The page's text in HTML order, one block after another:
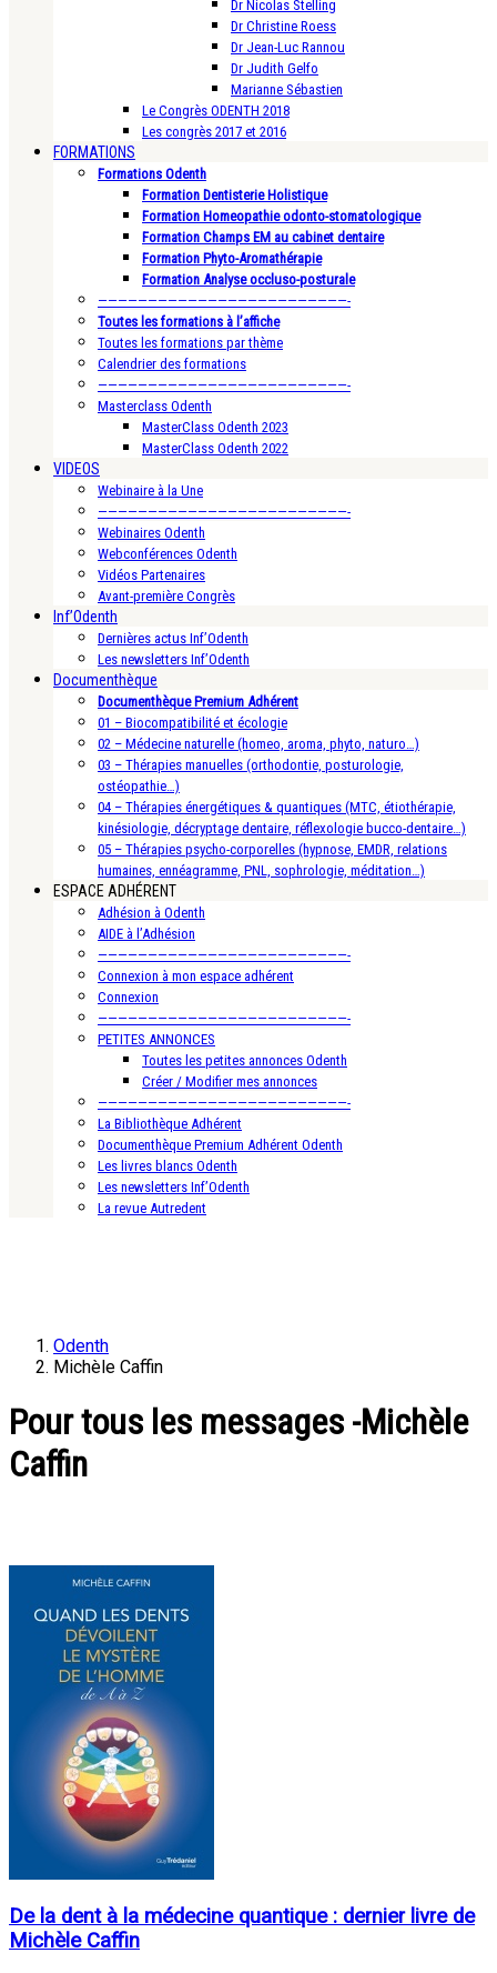
Dr Nicolas Stelling
Dr Christine Roess
Dr Jean-Luc Rannou
Dr Judith Gelfo
Marianne Sébastien
Le Congrès ODENTH 2018
Les congrès 2017 et 2016
FORMATIONS
Formations Odenth
Formation Dentisterie Holistique
Formation Homeopathie odonto-stomatologique
Formation Champs EM au cabinet dentaire
Formation Phyto-Aromathérapie
Formation Analyse occluso-posturale
—————————————————————————-
Toutes les formations à l’affiche
Toutes les formations par thème
Calendrier des formations
—————————————————————————-
Masterclass Odenth
MasterClass Odenth 2023
MasterClass Odenth 2022
VIDEOS
Webinaire à la Une
—————————————————————————-
Webinaires Odenth
Webconférences Odenth
Vidéos Partenaires
Avant-première Congrès
Inf’Odenth
Dernières actus Inf’Odenth
Les newsletters Inf’Odenth
Documenthèque
Documenthèque Premium Adhérent
01 – Biocompatibilité et écologie
02 – Médecine naturelle (homeo, aroma, phyto, naturo…)
03 – Thérapies manuelles (orthodontie, posturologie,
ostéopathie…)
04 – Thérapies énergétiques & quantiques (MTC, étiothérapie,
kinésiologie, décryptage dentaire, réflexologie bucco-dentaire…)
05 – Thérapies psycho-corporelles (hypnose, EMDR, relations
humaines, ennéagramme, PNL, sophrologie, méditation…)
ESPACE ADHÉRENT
Adhésion à Odenth
AIDE à l’Adhésion
—————————————————————————-
Connexion à mon espace adhérent
Connexion
—————————————————————————-
PETITES ANNONCES
Toutes les petites annonces Odenth
Créer / Modifier mes annonces
—————————————————————————-
La Bibliothèque Adhérent
Documenthèque Premium Adhérent Odenth
Les livres blancs Odenth
Les newsletters Inf’Odenth
La revue Autredent
Odenth
Michèle Caffin
Pour tous les messages -Michèle
Caffin
De la dent à la médecine quantique : dernier livre de
Michèle Caffin